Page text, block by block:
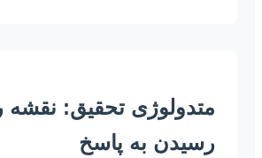
متدولوژی تحقیق: نقشه
رسیدن به پاسخ